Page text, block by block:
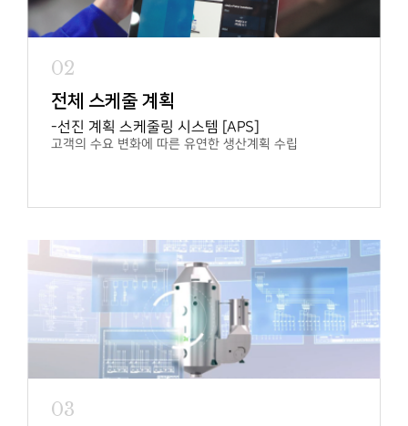
02
전체 스케줄 계획
선진 계획 스케줄링 시스템 [APS]
고객의 수요 변화에 따른 유연한 생산계획 수립
03